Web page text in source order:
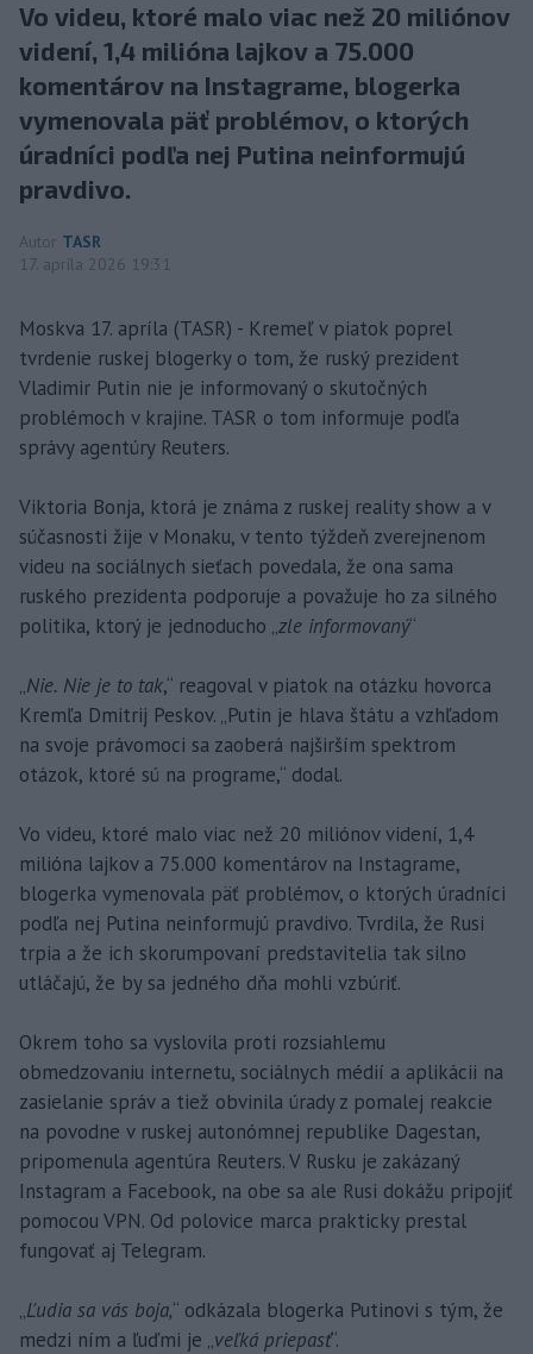
Vo videu, ktoré malo viac než 20 miliónov
videní, 1,4 milióna lajkov a 75.000
komentárov na Instagrame, blogerka
vymenovala päť problémov, o ktorých
úradníci podľa nej Putina neinformujú
pravdivo.
Autor TASR
17. apríla 2026 19:31
Moskva 17. apríla (TASR) - Kremeľ v piatok poprel
tvrdenie ruskej blogerky o tom, že ruský prezident
Vladimir Putin nie je informovaný o skutočných
problémoch v krajine. TASR o tom informuje podľa
správy agentúry Reuters.
Viktoria Bonja, ktorá je známa z ruskej reality show a v
súčasnosti žije v Monaku, v tento týždeň zverejnenom
videu na sociálnych sieťach povedala, že ona sama
ruského prezidenta podporuje a považuje ho za silného
politika, ktorý je jednoducho „zle informovaný“
„Nie. Nie je to tak,“ reagoval v piatok na otázku hovorca
Kremľa Dmitrij Peskov. „Putin je hlava štátu a vzhľadom
na svoje právomoci sa zaoberá najširším spektrom
otázok, ktoré sú na programe,“ dodal.
Vo videu, ktoré malo viac než 20 miliónov videní, 1,4
milióna lajkov a 75.000 komentárov na Instagrame,
blogerka vymenovala päť problémov, o ktorých úradníci
podľa nej Putina neinformujú pravdivo. Tvrdila, že Rusi
trpia a že ich skorumpovaní predstavitelia tak silno
utláčajú, že by sa jedného dňa mohli vzbúriť.
Okrem toho sa vyslovila proti rozsiahlemu
obmedzovaniu internetu, sociálnych médií a aplikácii na
zasielanie správ a tiež obvinila úrady z pomalej reakcie
na povodne v ruskej autonómnej republike Dagestan,
pripomenula agentúra Reuters. V Rusku je zakázaný
Instagram a Facebook, na obe sa ale Rusi dokážu pripojiť
pomocou VPN. Od polovice marca prakticky prestal
fungovať aj Telegram.
„Ľudia sa vás boja,“ odkázala blogerka Putinovi s tým, že
medzi ním a ľuďmi je „veľká priepasť“.